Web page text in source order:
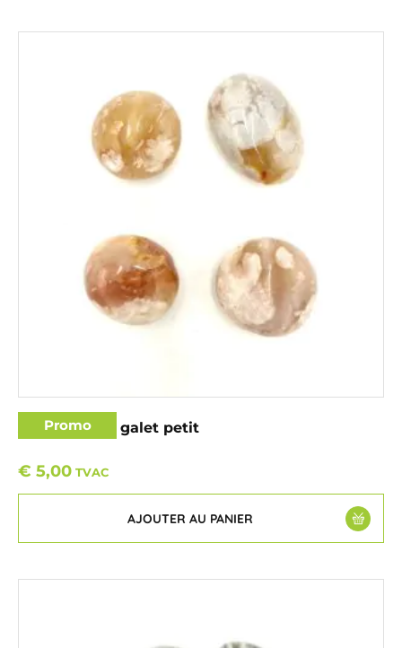
Promo
Agate fleurie galet petit
€ 5,00 TVAC
AJOUTER AU PANIER